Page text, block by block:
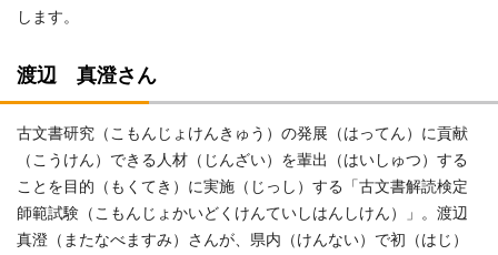
します。
渡辺 真澄さん
古文書研究（こもんじょけんきゅう）の発展（はってん）に貢献
（こうけん）できる人材（じんざい）を輩出（はいしゅつ）する
ことを目的（もくてき）に実施（じっし）する「古文書解読検定
師範試験（こもんじょかいどくけんていしはんしけん）」。渡辺
真澄（またなべますみ）さんが、県内（けんない）で初（はじ）